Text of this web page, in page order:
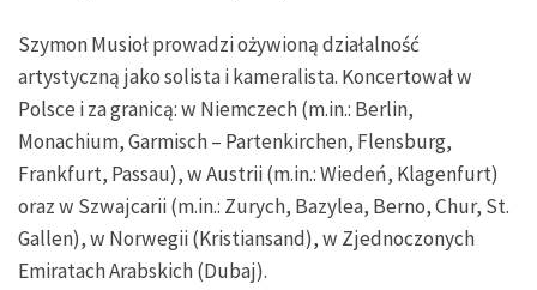
Szymon Musioł prowadzi ożywioną działalność
artystyczną jako solista i kameralista. Koncertował w
Polsce i za granicą: w Niemczech (m.in.: Berlin,
Monachium, Garmisch – Partenkirchen, Flensburg,
Frankfurt, Passau), w Austrii (m.in.: Wiedeń, Klagenfurt)
oraz w Szwajcarii (m.in.: Zurych, Bazylea, Berno, Chur, St.
Gallen), w Norwegii (Kristiansand), w Zjednoczonych
Emiratach Arabskich (Dubaj).